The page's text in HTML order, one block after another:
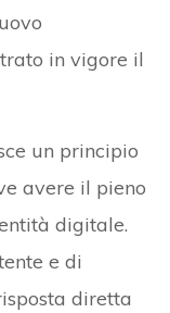
in vigore il
un principio
avere il pieno
digitale.
e di
diretta